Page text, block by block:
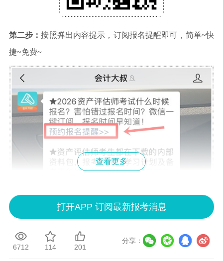
第二步：按照弹出内容提示，订阅报名提醒即可，简单~快
捷~免费~
查看更多
打开APP 订阅最新报考消息
6712 114 201
分享：